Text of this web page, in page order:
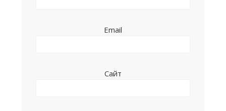
Email
Сайт